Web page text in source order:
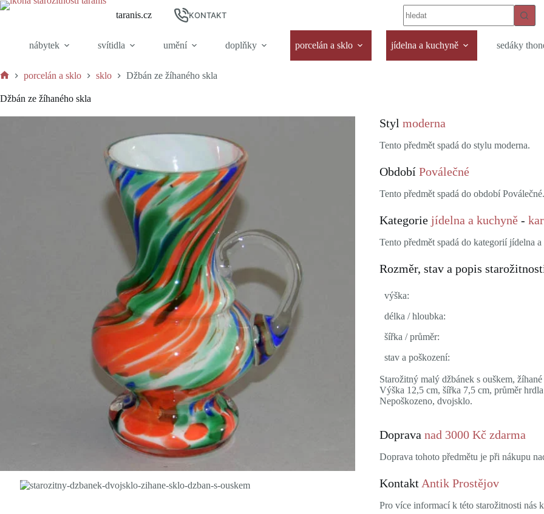
Skip
taranis.cz KONTAKT
nábytek svítidla umění doplňky porcelán a sklo jídelna a kuchyně sedáky
porcelán a sklo sklo Džbán ze žíhaného skla
Džbán ze žíhaného skla
Styl moderna
Tento předmět spadá do stylu moderna.
Období Poválečné
Tento předmět spadá do období Poválečné.
Kategorie jídelna a kuchyně-
Tento předmět spadá do kategorií jídelna
Rozměr, stav a popis
výška:
délka / hloubka:
šířka / průměr:
stav a poškození:
Starožitný malý džbánek s ouškem,
Výška 12,5 cm, šířka 7,5 cm, průměr
Nepoškozeno, dvojsklo.
Doprava nad 3000 Kč zdarma
Doprava tohoto předmětu je při nákupu
Kontakt Antik Prostějov
Pro více informací k této starožitnosti nás